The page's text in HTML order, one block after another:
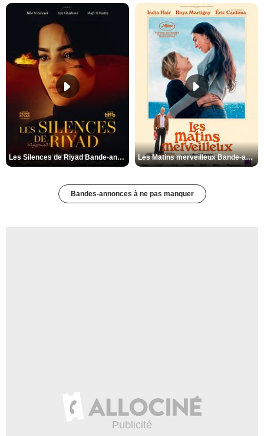
Les Silences de Riyad Bande-annonce VO STFR Les Matins merveilleux Bande-annonce VF
Bandes-annonces à ne pas manquer